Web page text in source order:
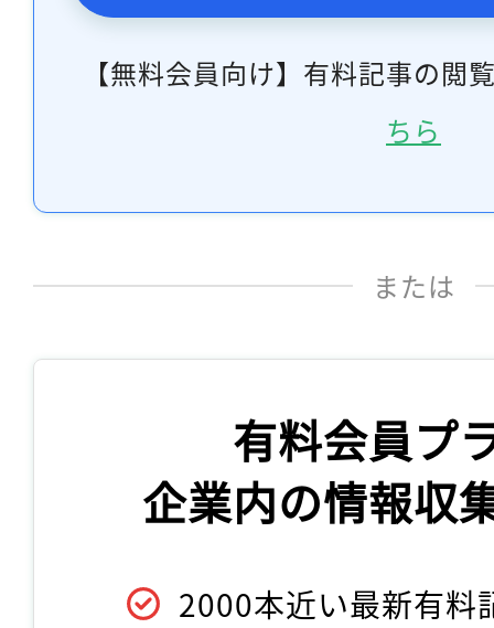
【無料会員向け】有料記事の閲
ちら
または
有料会員プ
企業内の情報収
2000本近い最新有料